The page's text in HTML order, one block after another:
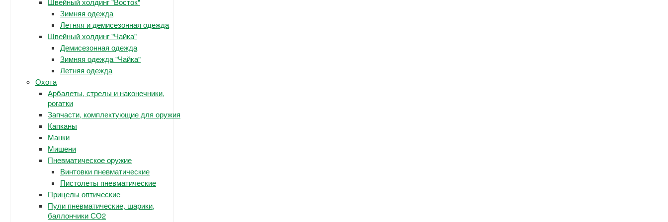
Зимняя одежда
Летняя и демисезонная одежда
Швейный холдинг "Чайка"
Демисезонная одежда
Зимняя одежда "Чайка"
Летняя одежда
Охота
Арбалеты, стрелы и наконечники,
рогатки
Запчасти, комплектующие для оружия
Капканы
Манки
Мишени
Пневматическое оружие
Винтовки пневматические
Пистолеты пневматические
Прицелы оптические
Пули пневматические, шарики,
баллончики СО2